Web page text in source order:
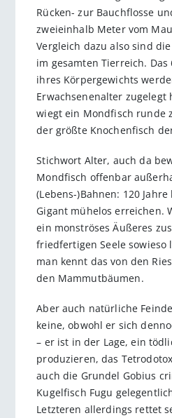
Rücken- zur Bauchflosse
zweieinhalb Meter vom
Vergleich dazu also sind
im gesamten Tierreich.
ihres Körpergewichts
Erwachsenenalter zugelegt
wiegt ein Mondfisch runde
der größte Knochenfisch
Stichwort Alter, auch da
Mondfisch offenbar
(Lebens-)Bahnen: 120
Gigant mühelos erreichen.
ein monströses Äußeres
friedfertigen Seele sowieso
man kennt das von den
den Mammutbäumen.
Aber auch natürliche
keine, obwohl er sich
– er ist in der Lage, ein
produzieren, das
auch die Grundel Gobius
Kugelfisch Fugu
Letzteren allerdings rettet